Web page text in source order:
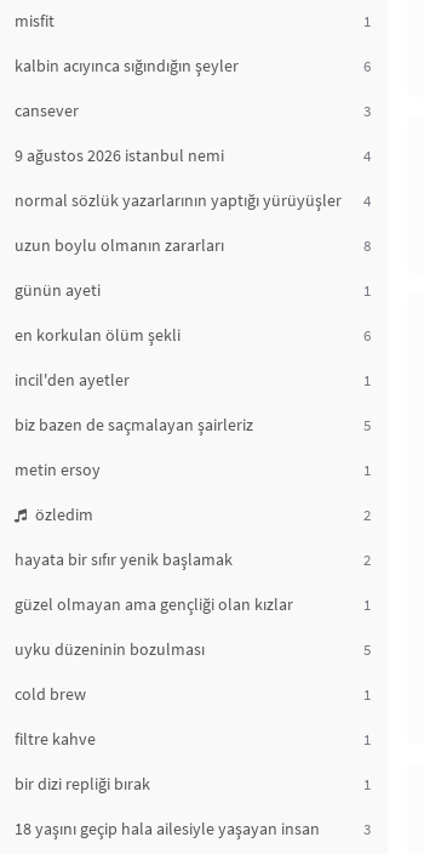
misfit 1
kalbin acıyınca sığındığın şeyler 6
cansever 3
9 ağustos 2026 istanbul nemi 4
normal sözlük yazarlarının yaptığı yürüyüşler 4
uzun boylu olmanın zararları 8
günün ayeti 1
en korkulan ölüm şekli 6
incil'den ayetler 1
biz bazen de saçmalayan şairleriz 5
metin ersoy 1
özledim 2
hayata bir sıfır yenik başlamak 2
güzel olmayan ama gençliği olan kızlar 1
uyku düzeninin bozulması 5
cold brew 1
filtre kahve 1
bir dizi repliği bırak 1
18 yaşını geçip hala ailesiyle yaşayan insan 3